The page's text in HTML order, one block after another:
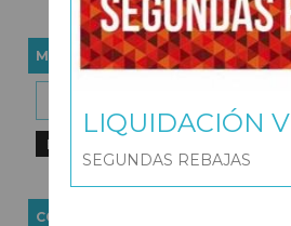
MARCAS
COSTES DE ENVÍO
LIQUIDACIÓN
SEGUNDAS REBAJAS